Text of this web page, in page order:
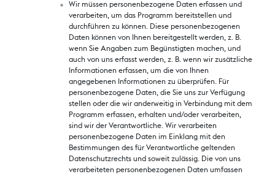
Wir müssen personenbezogene Daten erfassen und
verarbeiten, um das Programm bereitstellen und
durchführen zu können. Diese personenbezogenen
Daten können von Ihnen bereitgestellt werden, z. B.
wenn Sie Angaben zum Begünstigten machen, und
auch von uns erfasst werden, z. B. wenn wir zusätzliche
Informationen erfassen, um die von Ihnen
angegebenen Informationen zu überprüfen. Für
personenbezogene Daten, die Sie uns zur Verfügung
stellen oder die wir anderweitig in Verbindung mit dem
Programm erfassen, erhalten und/oder verarbeiten,
sind wir der Verantwortliche. Wir verarbeiten
personenbezogene Daten im Einklang mit den
Bestimmungen des für Verantwortliche geltenden
Datenschutzrechts und soweit zulässig. Die von uns
verarbeiteten personenbezogenen Daten umfassen